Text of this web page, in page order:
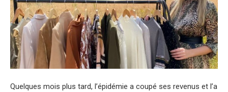
Quelques mois plus tard, l’épidémie a coupé ses revenus et l’a